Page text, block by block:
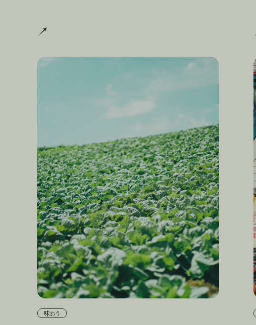
キャベツの甘い味に隠された土地との強いつながり
味わう